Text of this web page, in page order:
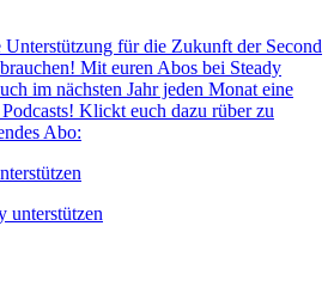
für die Zukunft der Second
Mit euren Abos bei Steady
im nächsten Jahr jeden Monat eine
Klickt euch dazu rüber zu
Abo:
unterstützen